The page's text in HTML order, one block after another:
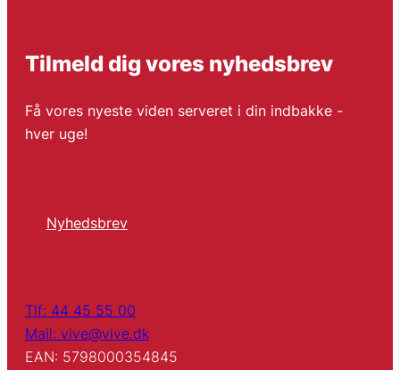
Tilmeld dig vores nyhedsbrev
Få vores nyeste viden serveret i din indbakke -
hver uge!
Nyhedsbrev
Tlf: 44 45 55 00
Mail: vive@vive.dk
EAN: 5798000354845